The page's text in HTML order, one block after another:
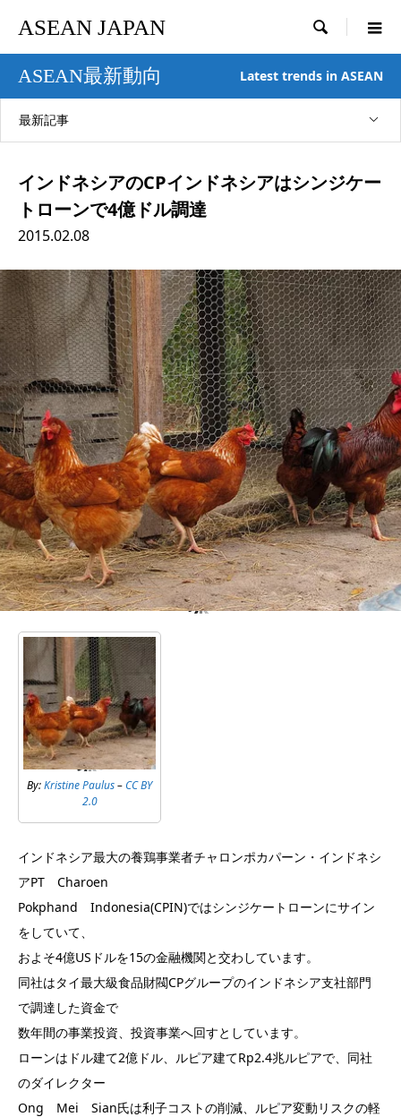
ASEAN JAPAN 
ASEAN最新動向 Latest trends in ASEAN
最新記事
インドネシアのCPインドネシアはシンジケー
トローンで4億ドル調達
2015.02.08
By:Kristine Paulus–CC BY
2.0
インドネシア最大の養鶏事業者チャロンポカパーン・インドネシ
アPT Charoen
Pokphand Indonesia(CPIN)ではシンジケートローンにサイン
をしていて、
およそ4億USドルを15の金融機関と交わしています。
同社はタイ最大級食品財閥CPグループのインドネシア支社部門
で調達した資金で
数年間の事業投資、投資事業へ回すとしています。
ローンはドル建て2億ドル、ルピア建てRp2.4兆ルピアで、同社
のダイレクター
Ong Mei Sian氏は利子コストの削減、ルピア変動リスクの軽